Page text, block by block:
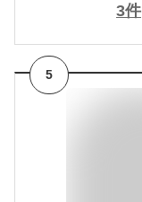
3件
5